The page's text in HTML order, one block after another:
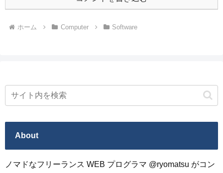
ホーム Computer Software
About
ノマドなフリーランス WEB プログラマ @ryomatsu がコン